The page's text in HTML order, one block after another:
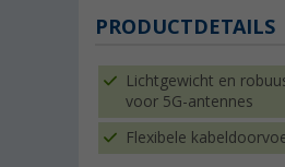
PRODUCTDETAILS
Lichtgewicht en
voor 5G-antennes
Flexibele